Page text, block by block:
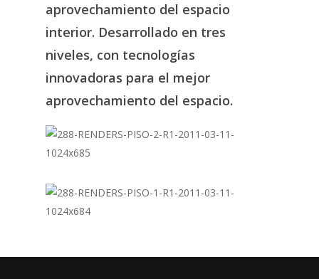
aprovechamiento del espacio
interior. Desarrollado en tres
niveles, con tecnologías
innovadoras para el mejor
aprovechamiento del espacio.